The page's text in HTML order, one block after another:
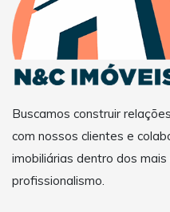
Buscamos construir
com nossos clientes e
imobiliárias dentro dos
profissionalismo.